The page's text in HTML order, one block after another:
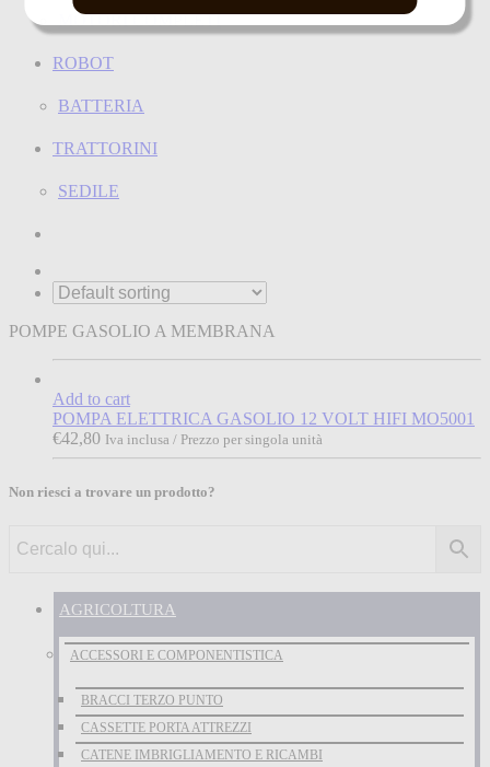
MOTORI COMPLETI
ROBOT
BATTERIA
TRATTORINI
SEDILE
POMPE GASOLIO A MEMBRANA
Add to cart
POMPA ELETTRICA GASOLIO 12 VOLT HIFI MO5001
€42,80 Iva inclusa / Prezzo per singola unità
Non riesci a trovare un prodotto?
AGRICOLTURA
ACCESSORI E COMPONENTISTICA
BRACCI TERZO PUNTO
CASSETTE PORTA ATTREZZI
CATENE IMBRIGLIAMENTO E RICAMBI